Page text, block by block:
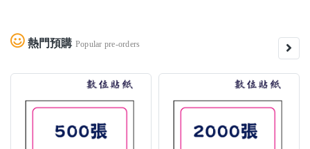
熱門預購 Popular pre-orders